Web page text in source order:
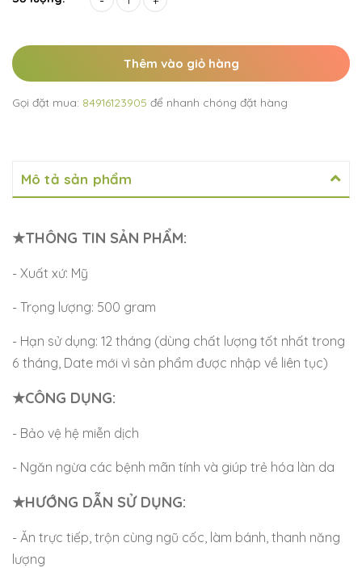
Thêm vào giỏ hàng
Gọi đặt mua: 84916123905 để nhanh chóng đặt hàng
Mô tả sản phẩm
★THÔNG TIN SẢN PHẨM:
- Xuất xứ: Mỹ
- Trọng lượng: 500 gram
- Hạn sử dụng: 12 tháng (dùng chất lượng tốt nhất trong
6 tháng, Date mới vì sản phẩm được nhập về liên tục)
★CÔNG DỤNG:
- Bảo vệ hệ miễn dịch
- Ngăn ngừa các bệnh mãn tính và giúp trẻ hóa làn da
★HƯỚNG DẪN SỬ DỤNG:
- Ăn trực tiếp, trộn cùng ngũ cốc, làm bánh, thanh năng
lượng